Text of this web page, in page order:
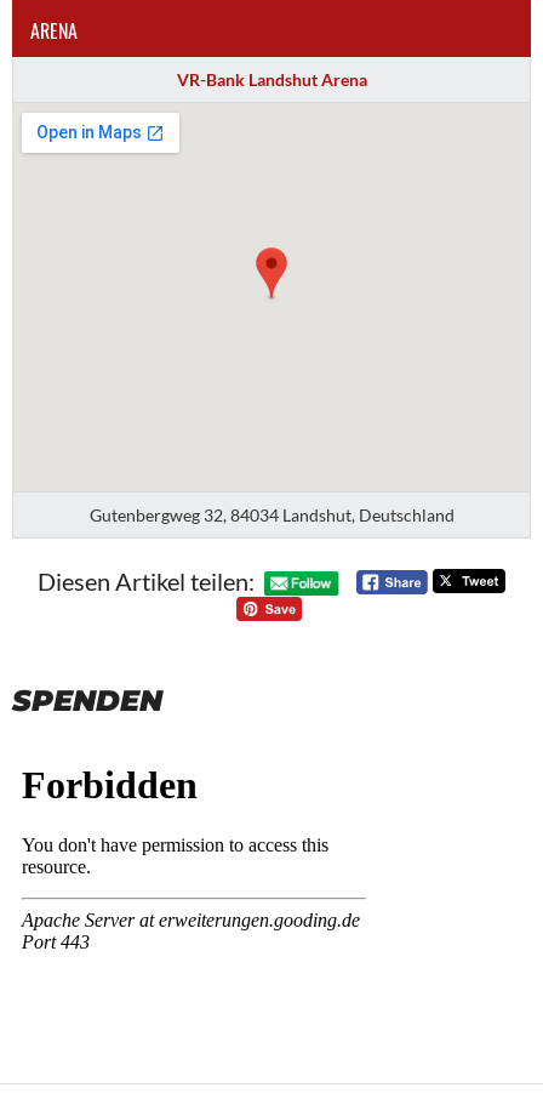
ARENA
VR-Bank Landshut Arena
Gutenbergweg 32, 84034 Landshut, Deutschland
Diesen Artikel teilen:
SPENDEN